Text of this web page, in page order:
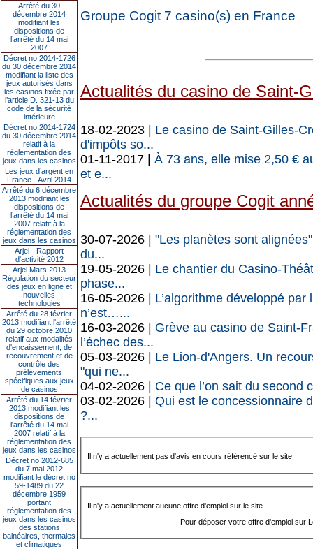
Arrêté du 30
décembre 2014
modifiant les
dispositions de
l’arrêté du 14 mai
2007
Décret no 2014-1726
du 30 décembre 2014
modifiant la liste des
jeux autorisés dans
les casinos fixée par
l’article D. 321-13 du
code de la sécurité
intérieure
Décret no 2014-1724
du 30 décembre 2014
relatif à la
réglementation des
jeux dans les casinos
Les jeux d’argent en
France - Avril 2014
Arrêté du 6 décembre
2013 modifiant les
dispositions de
l’arrêté du 14 mai
2007 relatif à la
réglementation des
jeux dans les casinos
Arjel - Rapport
d'activité 2012
Arjel Mars 2013
Régulation du secteur
des jeux en ligne et
nouvelles
technologies
Arrêté du 28 février
2013 modifiant l'arrêté
du 29 octobre 2010
relatif aux modalités
d'encaissement, de
recouvrement et de
contrôle des
prélèvements
spécifiques aux jeux
de casinos
Arrêté du 14 février
2013 modifiant les
dispositions de
l'arrêté du 14 mai
2007 relatif à la
réglementation des
jeux dans les casinos
Décret no 2012-685
du 7 mai 2012
modifiant le décret no
59-1489 du 22
décembre 1959
portant
réglementation des
jeux dans les casinos
des stations
balnéaires, thermales
et climatiques
Groupe Cogit 7 casino(s) en France
Actualités du casino de Saint-
18-02-2023 | Le casino de Saint-Gilles-
d'impôts so...
01-11-2017 | À 73 ans, elle mise 2,50 €
et e...
Actualités du groupe Cogit
30-07-2026 | "Les planètes sont
du...
19-05-2026 | Le chantier du Casino-
phase...
16-05-2026 | L’algorithme développé
n’est…...
16-03-2026 | Grève au casino de Saint-
l’échec des...
05-03-2026 | Le Lion-d'Angers. Un
"qui ne...
04-02-2026 | Ce que l’on sait du second
03-02-2026 | Qui est le concessionnaire
?...
Il n'y a actuellement pas d'avis en cours référencé sur le site
Il n'y a actuellement aucune offre d'emploi sur le site
Pour déposer votre offre d'emploi sur